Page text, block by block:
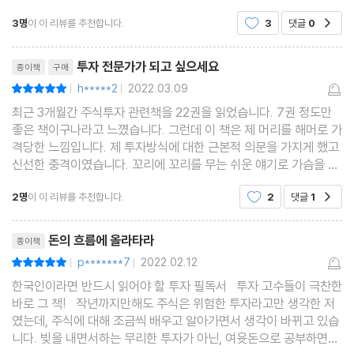
인하는 법
--------------------------------------------------------
STAGE2_경제지표를 활용한 스타일 투자전략
--------------------------------------------------------
7장 한국 수출주와 내수주, 어디에 투자할까?
미국 소매판매가 살아날 때, 어떤 산업이 유망한가?
수출주와 내수주의 성과를 비교해보자
[MONEY BOX] 수출주/내수주 스위칭은 어떤 ETF로?
8장 한국 성장주/가치주, 대형주/소형주, 어디에 투자할까?
투자 스타일이란?
성장주는 어떨 때 강세를 보이나?
점과 최저점을 기계처럼 맞추는 것은 불가능합니다.
왜냐하면 고점과 저점이 나왔다는 얘기는 거래가 있
예측하는 것은
3명이 이 리뷰를 추천합니다. 3 댓글 0
종이책 구매 투자 전문가가 되고 싶으세요
| h*****2 | 2022.03.09
최근 3개월간 주식투자 관련책을 22권을 읽었습니다. 7권 정도만
좋은 책이구나라고 느꼈습니다. 그런데 이 책은 제 머리를 해머로 가
격당한 느낌입니다. 제 투자방식에 대한 근본적 의문을 가지게 했고
신선한 충격이였습니다. 꼬리에 꼬리를 무는 쉬운 얘기로 가슴을 흔
진작 만났다면 얼마나 좋았을까 하는 생각을 떨
2명이 이 리뷰를 추천합니다. 2 댓글 1
종이책 돈의 흐름에 올라타라
| p*******7 | 2022.02.12
한국인이라면 반드시 읽어야 할 투자 필독서 투자 고수들이 극찬한
바로 그 책! 작년까지만해도 주식은 위험한 투자라고만 생각한 저
였는데, 주식에 대해 조금씩 배우고 알아가면서 생각이 바뀌고 있습
니다. 빚을 내면서하는 무리한 투자가 아닌, 여윳돈으로 공부하면서